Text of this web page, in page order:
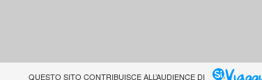
QUESTO SITO CONTRIBUISCE ALL’AUDIENCE DI